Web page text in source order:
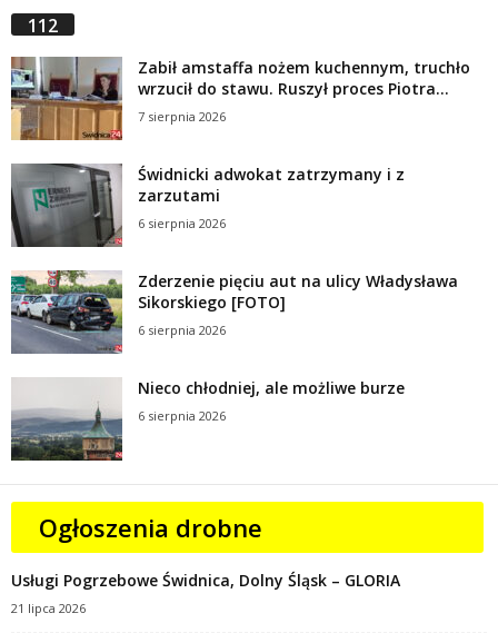
112
Zabił amstaffa nożem kuchennym, truchło
wrzucił do stawu. Ruszył proces Piotra...
7 sierpnia 2026
Świdnicki adwokat zatrzymany i z
zarzutami
6 sierpnia 2026
Zderzenie pięciu aut na ulicy Władysława
Sikorskiego [FOTO]
6 sierpnia 2026
Nieco chłodniej, ale możliwe burze
6 sierpnia 2026
Ogłoszenia drobne
Usługi Pogrzebowe Świdnica, Dolny Śląsk – GLORIA
21 lipca 2026